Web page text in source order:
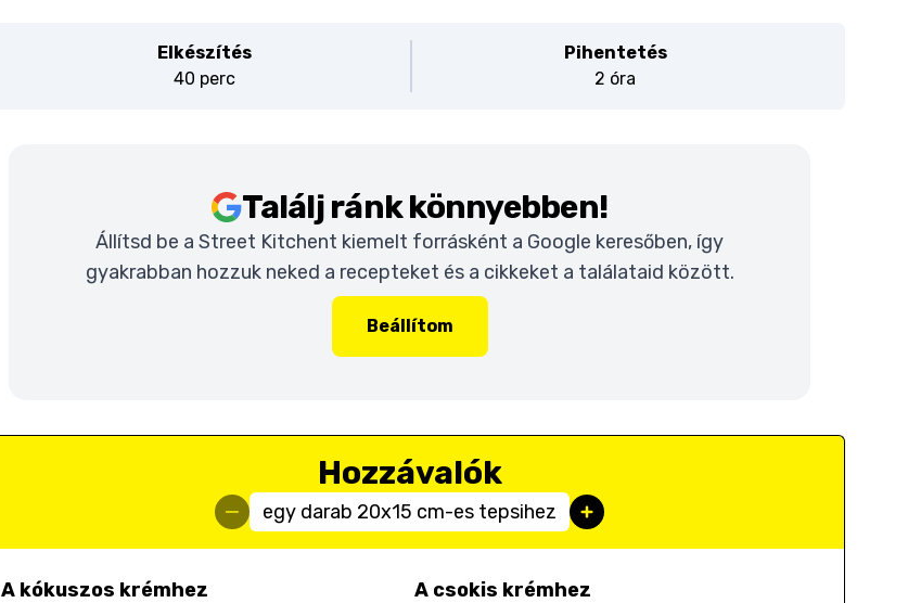
Elkészítés
40 perc
Pihentetés
2 óra
Találj ránk könnyebben!
Állítsd be a Street Kitchent kiemelt forrásként a Google keresőben, így
gyakrabban hozzuk neked a recepteket és a cikkeket a találataid között.
Beállítom
Hozzávalók
egy darab 20x15 cm-es tepsihez
A kókuszos krémhez
A csokis krémhez